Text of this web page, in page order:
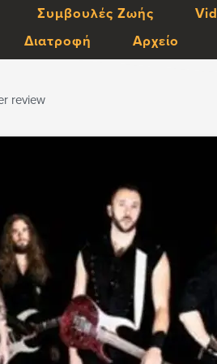
Συμβουλές Ζωής
Διατροφή Αρχείο
review